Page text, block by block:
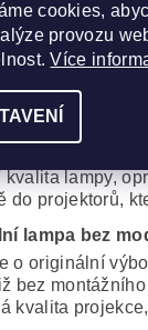
lampa
řešení, za
Iwasaki,
plnému
lampa s
i modul od
kvalita lampy,
do projektorů,
lampa bez
o originální
bez
kvalita
cookies,
provozu
Více